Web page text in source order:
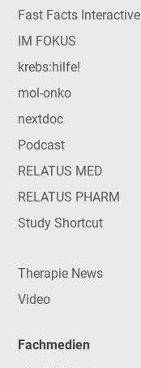
Fast Facts Interactive
IM FOKUS
krebs:hilfe!
mol-onko
nextdoc
Podcast
RELATUS MED
RELATUS PHARM
Study Shortcut
Therapie News
Video
Fachmedien